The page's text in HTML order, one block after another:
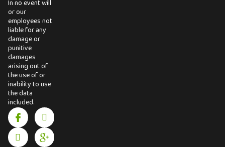
In no event will
or our
employees not
liable for any
damage or
punitive
damages
arising out of
the use of or
inability to use
the data
included.
I
c
o
n
X
-
t
w
I
n
s
t
I
c
o
n